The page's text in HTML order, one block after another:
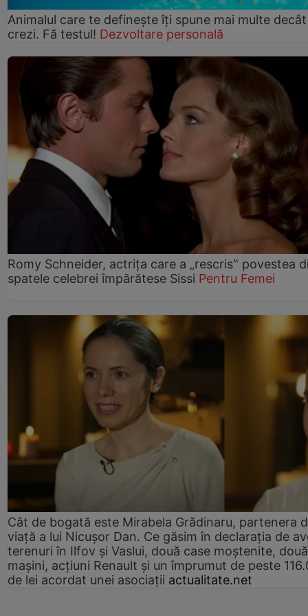
Animalul care te definește îți spune mai multe decât
crezi. Fă testul! Dezvoltare personală
Romy Schneider, actrița care a „rescris‟ povestea
spatele celebrei împărătese Sissi Pentru Femei
Cât de bogată este Mirabela Grădinaru, partenera
viață a lui Nicușor Dan. Ce găsim în declarația de
terenuri în Ilfov și Vaslui, două case moștenite, două
mașini, acțiuni Renault și un împrumut de peste
de lei acordat unei asociații actualitate.net